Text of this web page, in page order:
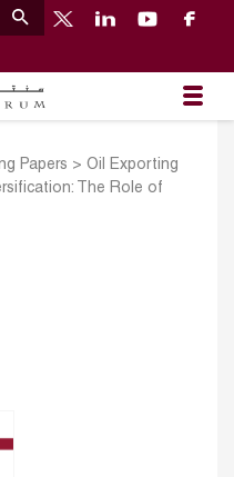
Papers > Oil Exporting
The Role of